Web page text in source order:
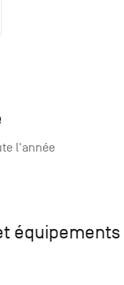
l'année
équipements